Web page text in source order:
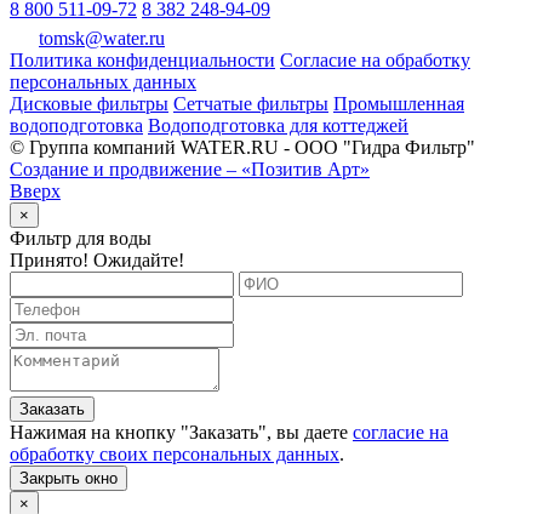
8 800 511-09-72 8 382 248-94-09
tomsk@water.ru
Политика конфиденциальности Согласие на обработку
персональных данных
Дисковые фильтры Сетчатые фильтры Промышленная
водоподготовка Водоподготовка для коттеджей
© Группа компаний WATER.RU - ООО "Гидра Фильтр"
Создание и продвижение – «Позитив Арт»
Вверх
×
Фильтр для воды
Принято! Ожидайте!
Заказать
Нажимая на кнопку "Заказать", вы даете согласие на
обработку своих персональных данных.
Закрыть окно
×